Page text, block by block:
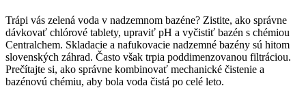
Trápi vás zelená voda v nadzemnom bazéne? Zistite, ako správne
dávkovať chlórové tablety, upraviť pH a vyčistiť bazén s chémiou
Centralchem. Skladacie a nafukovacie nadzemné bazény sú hitom
slovenských záhrad. Často však trpia poddimenzovanou filtráciou.
Prečítajte si, ako správne kombinovať mechanické čistenie a
bazénovú chémiu, aby bola voda čistá po celé leto.